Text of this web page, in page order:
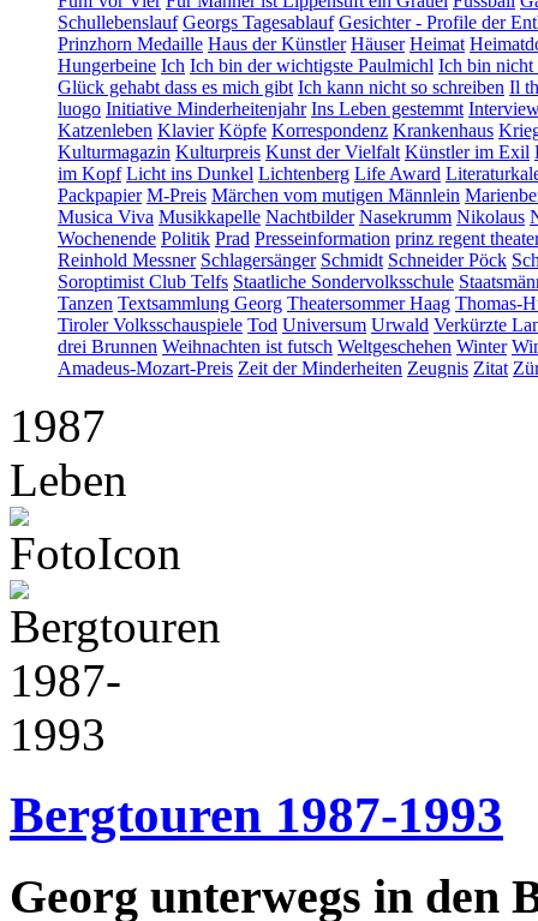
Schullebenslauf Georgs Tagesablauf Gesichter - Profile der
Prinzhorn Medaille Haus der Künstler Häuser Heimat
Hungerbeine Ich Ich bin der wichtigste Paulmichl Ich bin nicht
Glück gehabt dass es mich gibt Ich kann nicht so schreiben Il
luogo Initiative Minderheitenjahr Ins Leben gestemmt
Katzenleben Klavier Köpfe Korrespondenz Krankenhaus
Kulturmagazin Kulturpreis Kunst der Vielfalt Künstler im Exil
im Kopf Licht ins Dunkel Lichtenberg Life Award
Packpapier M-Preis Märchen vom mutigen Männlein
Musica Viva Musikkapelle Nachtbilder Nasekrumm Nikolaus
Wochenende Politik Prad Presseinformation prinz regent
Reinhold Messner Schlagersänger Schmidt Schneider Pöck
Soroptimist Club Telfs Staatliche Sondervolksschule
Tanzen Textsammlung Georg Theatersommer Haag Thomas-
Tiroler Volksschauspiele Tod Universum Urwald Verkürzte
drei Brunnen Weihnachten ist futsch Weltgeschehen Winter
Amadeus-Mozart-Preis Zeit der Minderheiten Zeugnis Zitat
1987
Leben
Bergtouren 1987-1993
Georg unterwegs in den